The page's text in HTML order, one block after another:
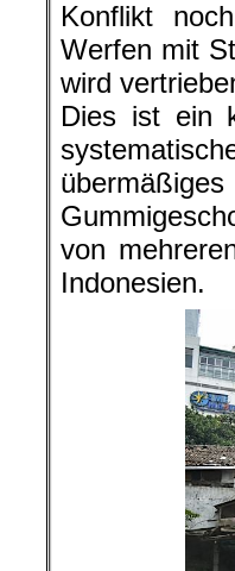
Konflikt
Werfen mit
wird
Dies ist ein
von
Indonesien.